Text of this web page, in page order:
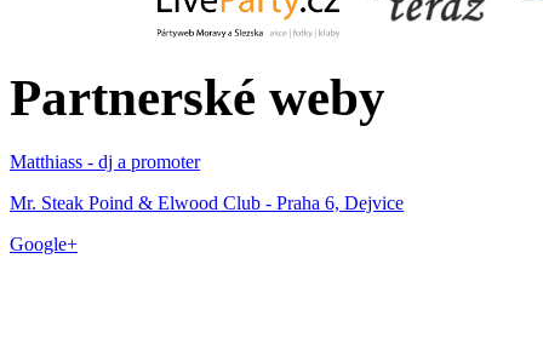
Partnerské weby
Matthiass - dj a promoter
Mr. Steak Poind & Elwood Club - Praha 6, Dejvice
Google+